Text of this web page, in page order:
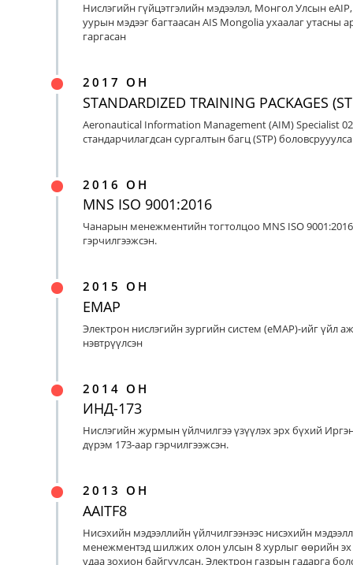
Нислэгийн гүйцэтгэлийн мэдээлэл, Монгол Улсын
уурын мэдээг багтаасан AIS Mongolia ухаалаг утасны
гаргасан
2017 ОН
STANDARDIZED TRAINING PACKAGES
Aeronautical Information Management (AIM) Specialist
стандарчилагдсан сургалтын багц (STP)
2016 ОН
MNS ISO 9001:2016
Чанарын менежментийн тогтолцоо MNS ISO
гэрчилгээжсэн.
2015 ОН
EMAP
Электрон нислэгийн зургийн систем (eMAP)-ийг үйл
нэвтрүүлсэн
2014 ОН
ИНД-173
Нислэгийн журмын үйлчилгээ үзүүлэх эрх бүхий
дүрэм 173-аар гэрчилгээжсэн.
2013 ОН
AAITF8
Нисэхийн мэдээллийн үйлчилгээнээс нисэхийн
менежментэд шилжих олон улсын 8 хурлыг өөрийн
удаа зохион байгуулсан. Электрон газрын гадарга